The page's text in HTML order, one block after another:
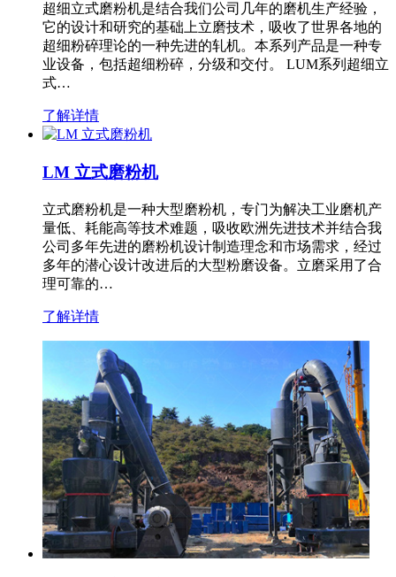
超细立式磨粉机是结合我们公司几年的磨机生产经验，
它的设计和研究的基础上立磨技术，吸收了世界各地的
超细粉碎理论的一种先进的轧机。本系列产品是一种专
业设备，包括超细粉碎，分级和交付。 LUM系列超细立
式…
了解详情
LM 立式磨粉机
立式磨粉机是一种大型磨粉机，专门为解决工业磨机产
量低、耗能高等技术难题，吸收欧洲先进技术并结合我
公司多年先进的磨粉机设计制造理念和市场需求，经过
多年的潜心设计改进后的大型粉磨设备。立磨采用了合
理可靠的…
了解详情